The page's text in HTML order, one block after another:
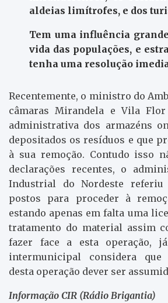
aldeias limítrofes, e dos
Tem uma influência
vida das populações, e
tenha uma resolução
Recentemente, o ministro do
câmaras Mirandela e Vila
administrativa dos armazéns
depositados os resíduos e que
à sua remoção. Contudo isso
declarações recentes, o
Industrial do Nordeste
postos para proceder à
estando apenas em falta uma
tratamento do material assim
fazer face a esta operação,
intermunicipal considera que
desta operação dever ser
Informação CIR (Rádio Brigantia)